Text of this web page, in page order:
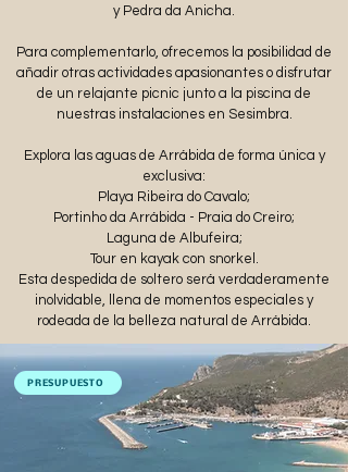
y Pedra da Anicha.
Para complementarlo, ofrecemos la posibilidad de
añadir otras actividades apasionantes o disfrutar
de un relajante picnic junto a la piscina de
nuestras instalaciones en Sesimbra.
Explora las aguas de Arrábida de forma única y
exclusiva:
Playa Ribeira do Cavalo;
Portinho da Arrábida - Praia do Creiro;
Laguna de Albufeira;
Tour en kayak con snorkel.
Esta despedida de soltero será verdaderamente
inolvidable, llena de momentos especiales y
rodeada de la belleza natural de Arrábida.
PRESUPUESTO